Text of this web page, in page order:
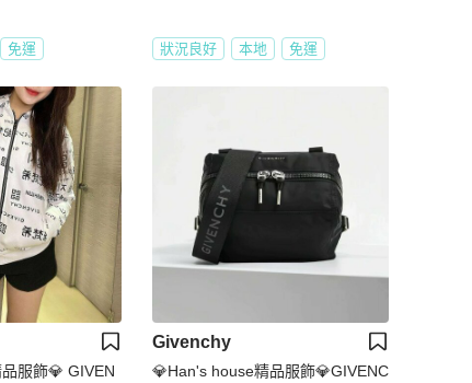
免運 狀況良好 本地 免運
服飾💎 GIVEN
Givenchy
💎Han's house精品服飾💎GIVENC